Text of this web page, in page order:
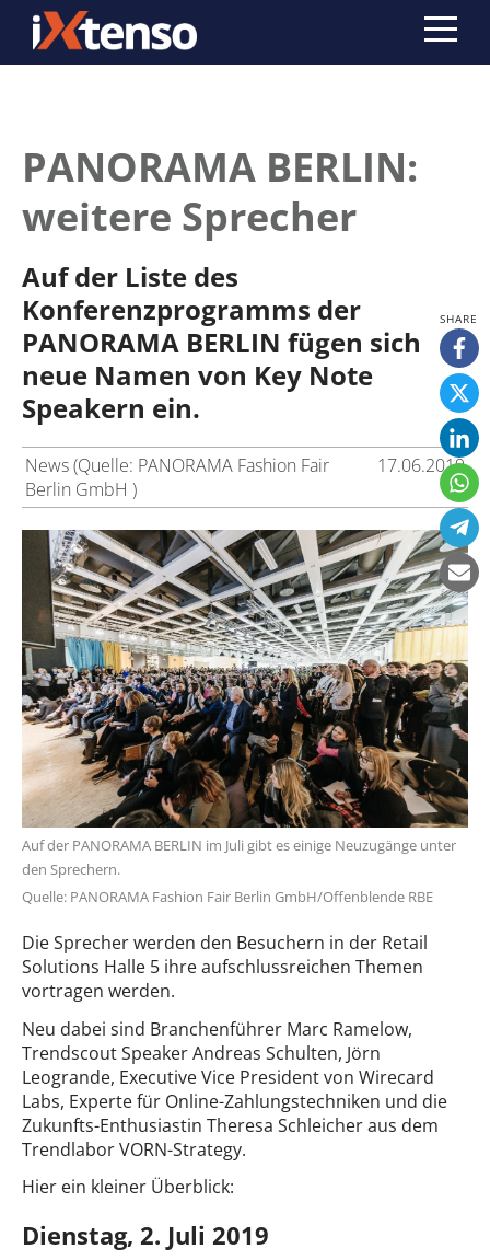
PANORAMA BERLIN:
weitere Sprecher
Auf der Liste des
Konferenzprogramms der
PANORAMA BERLIN fügen sich
neue Namen von Key Note
Speakern ein.
News (Quelle: PANORAMA Fashion Fair
Berlin GmbH )
17.06.2019
Auf der PANORAMA BERLIN im Juli gibt es einige Neuzugänge unter
den Sprechern.
Quelle: PANORAMA Fashion Fair Berlin GmbH/Offenblende RBE
Die Sprecher werden den Besuchern in der Retail
Solutions Halle 5 ihre aufschlussreichen Themen
vortragen werden.
Neu dabei sind Branchenführer Marc Ramelow,
Trendscout Speaker Andreas Schulten, Jörn
Leogrande, Executive Vice President von Wirecard
Labs, Experte für Online-Zahlungstechniken und die
Zukunfts-Enthusiastin Theresa Schleicher aus dem
Trendlabor VORN-Strategy.
Hier ein kleiner Überblick:
Dienstag, 2. Juli 2019